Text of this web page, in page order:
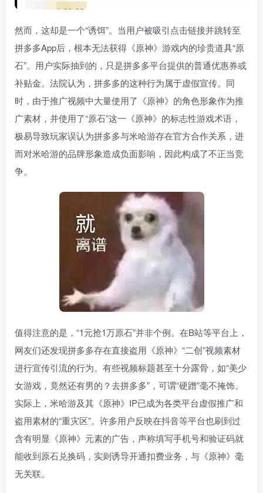
然而，这却是一个“诱饵”。当用户被吸引点击链接并跳转至
拼多多App后，根本无法获得《原神》游戏内的珍贵道具“原
石”。用户实际抽到的，只是拼多多平台提供的普通优惠券或
补贴金。法院认为，拼多多的这种行为属于虚假宣传。同
时，由于推广视频中大量使用了《原神》的角色形象作为推
广素材，并使用了“原石”这一《原神》的标志性游戏术语，
极易导致玩家误认为拼多多与米哈游存在官方合作关系，进
而对米哈游的品牌形象造成负面影响，因此构成了不正当竞
争。
值得注意的是，“1元抢1万原石”并非个例。在B站等平台上，
网友们还发现拼多多存在直接盗用《原神》“二创”视频素材
进行宣传引流的行为。有些视频标题甚至十分露骨，如“美少
女游戏，竟然还有男的？去拼多多”，可谓“硬蹭”毫不掩饰。
实际上，米哈游及其《原神》IP已成为各类平台虚假推广和
盗用素材的“重灾区”。许多用户反映在抖音等平台也刷到过
含有明显《原神》元素的广告，声称填写手机号和验证码就
能收到原石兑换码，实则诱导开通扣费业务，与《原神》毫
无关联。